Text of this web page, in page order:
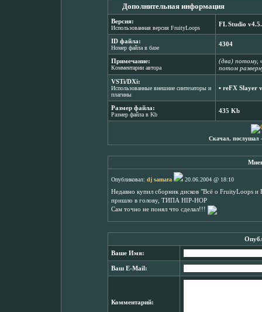
Дополнительная информация
Версия:
Использованная версия FruityLoops
FL Studio
ID файла:
Номер файла в базе
4304
Примечание:
Комментарии автора
(два) потому,
потом
VSTi/DXi:
Использованные внешние синтезаторы и
плагины
▪ reFX Slayer
Размер файла:
Размер файла в Kb
435 Kb
Скачал, послушал
Опубликовал: dj samara
20.06.2004 @ 18:10
Недавно купил сборник дисков "Всё о FruityLoops и
пришло в голову, ТИПА HIP-HOP
Сам точно не понял что сделал!!!
Ваше Имя:
Ваш E-Mail:
Комментарий: